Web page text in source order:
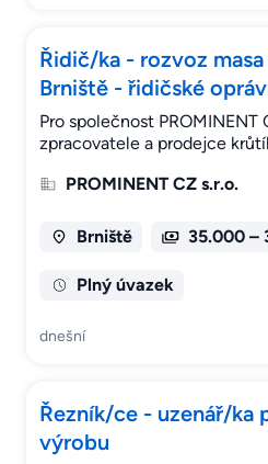
Řidič/ka - rozvoz
Brniště - řidičské
Pro společnost PROMINENT
zpracovatele a prodejce
PROMINENT CZ s.r.o.
Brniště 35.000 –
Plný úvazek
dnešní
Řezník/ce - uzenář/ka
výrobu